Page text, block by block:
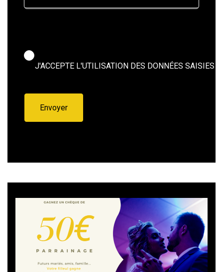
J'ACCEPTE L'UTILISATION DES DONNÉES SAISIES
Envoyer